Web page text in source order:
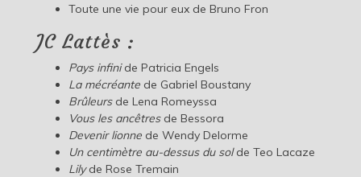
Toute une vie pour eux de Bruno Fron
JC Lattès :
Pays infinide Patricia Engels
La mécréantede Gabriel Boustany
Brûleursde Lena Romeyssa
Vous les ancêtresde Bessora
Devenir lionnede Wendy Delorme
Un centimètre au-dessus du solde Teo Lacaze
Lilyde Rose Tremain